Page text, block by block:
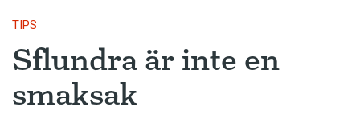
TIPS
Sflundra är inte en
smaksak